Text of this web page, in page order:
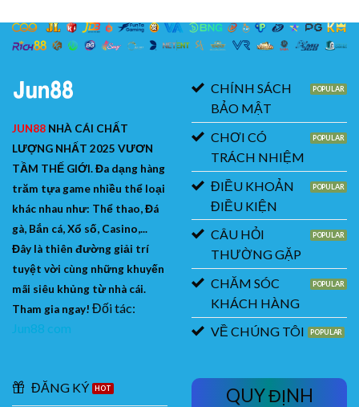
JUN88 NHÀ CÁI CHẤT
LƯỢNG NHẤT 2025 VƯƠN
TẦM THẾ GIỚI. Đa dạng hàng
trăm tựa game nhiều thể loại
khác nhau như: Thể thao, Đá
gà, Bắn cá, Xổ số, Casino,...
Đây là thiên đường giải trí
tuyệt vời cùng những khuyến
mãi siêu khủng từ nhà cái.
Tham gia ngay! Đối tác:
Jun88 com
CHÍNH SÁCH
BẢO MẬT
CHƠI CÓ
TRÁCH NHIỆM
ĐIỀU KHOẢN
ĐIỀU KIỆN
CÂU HỎI
THƯỜNG GẶP
CHĂM SÓC
KHÁCH HÀNG
VỀ CHÚNG TÔI
ĐĂNG KÝ
QUY ĐỊNH